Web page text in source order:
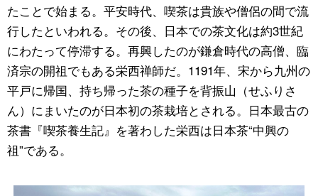
たことで始まる。平安時代、喫茶は貴族や僧侶の間で流
行したといわれる。その後、日本での茶文化は約3世紀
にわたって停滞する。再興したのが鎌倉時代の高僧、臨
済宗の開祖でもある栄西禅師だ。1191年、宋から九州の
平戸に帰国、持ち帰った茶の種子を背振山（せふりさ
ん）にまいたのが日本初の茶栽培とされる。日本最古の
茶書『喫茶養生記』を著わした栄西は日本茶“中興の
祖”である。